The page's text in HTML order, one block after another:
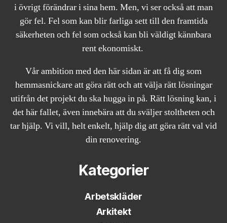
i övrigt förändrar i sina hem. Men, vi ser också att man
gör fel. Fel som kan blir farliga sett till den framtida
säkerheten och fel som också kan bli väldigt kännbara
rent ekonomiskt.
Vår ambition med den här sidan är att få dig som
hemmasnickare att göra rätt och att välja rätt lösningar
utifrån det projekt du ska hugga in på. Rätt lösning kan, i
det här fallet, även innebära att du sväljer stoltheten och
tar hjälp. Vi vill, helt enkelt, hjälp dig att göra rätt val vid
din renovering.
Kategorier
Arbetskläder
Arkitekt